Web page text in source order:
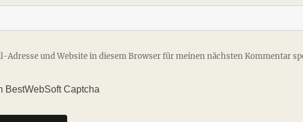
Adresse und Website in diesem Browser für meinen nächsten Kommentar
BestWebSoft Captcha